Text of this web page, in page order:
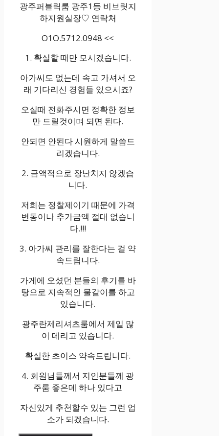
광주퍼블릭룸 광주1등 비브릿지
하지원실장♡ 연락처
O1O.5712.0948 <<
1. 확실할 때만 모시겠습니다.
아가씨도 없는데 속고 가셔서 오
래 기다리신 경험들 있으시죠?
오실때 전화주시면 정확한 정보
만 드릴것이며 되면 된다.
안되면 안된다 시원하게 말씀드
리겠습니다.
2. 금액적으로 장난치지 않겠습
니다.
저희는 정찰제이기 때문에 가격
변동이나 추가금액 절대 없습니
다.!!!
3. 아가씨 관리를 잘한다는 걸 약
속드립니다.
가게에 오셨던 분들의 후기를 바
탕으로 지속적인 물갈이를 하고
있습니다.
광주란제리셔츠룸에서 제일 많
이 데리고 있습니다.
확실한 초이스 약속드립니다.
4. 회원님들께서 지인분들께 광
주룸 좋은데 하나 있다고
자신있게 추천할수 있는 그런 업
소가 되겠습니다.